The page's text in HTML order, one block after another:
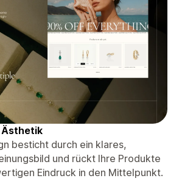
Ästhetik
besticht durch ein klares,
und rückt Ihre Produkte
Eindruck in den Mittelpunkt.